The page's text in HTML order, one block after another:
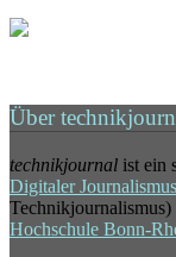
Über
technikjournal ist ein
Digitaler
Technikjournalismus)
Hochschule Bonn-